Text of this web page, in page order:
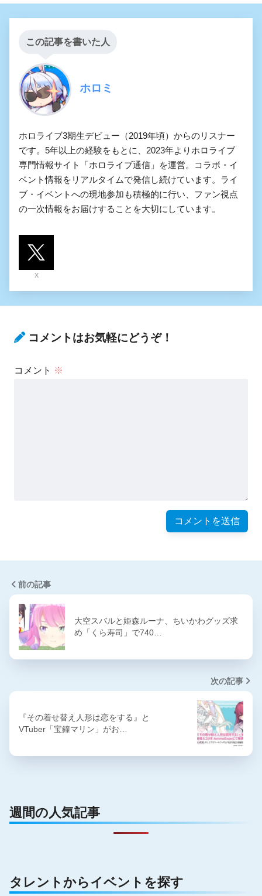
この記事を書いた人
ホロミ
ホロライブ3期生デビュー（2019年頃）からのリスナー
です。5年以上の経験をもとに、2023年よりホロライブ
専門情報サイト「ホロライブ通信」を運営。コラボ・イ
ベント情報をリアルタイムで発信し続けています。ライ
ブ・イベントへの現地参加も積極的に行い、ファン視点
の一次情報をお届けすることを大切にしています。
X
コメントはお気軽にどうぞ！
コメント ※
前の記事
大空スバルと姫森ルーナ、ちいかわグッズ求
め「くら寿司」で740…
次の記事
『その着せ替え人形は恋をする』と
VTuber「宝鐘マリン」がお…
週間の人気記事
タレントからイベントを探す